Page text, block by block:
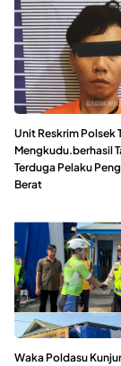
Unit Reskrim Polsek
Mengkudu.berhasil
Terduga Pelaku
Berat
Waka Poldasu